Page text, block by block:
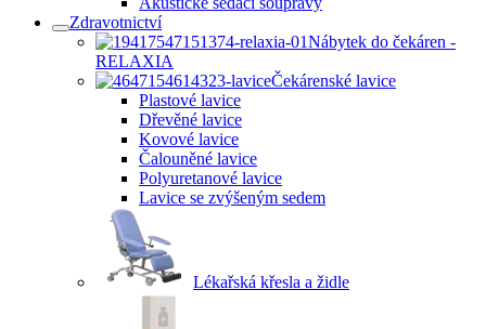
Zdravotnictví
Nábytek do čekáren -
RELAXIA
Čekárenské lavice
Plastové lavice
Dřevěné lavice
Kovové lavice
Čalouněné lavice
Polyuretanové lavice
Lavice se zvýšeným sedem
Lékařská křesla a židle